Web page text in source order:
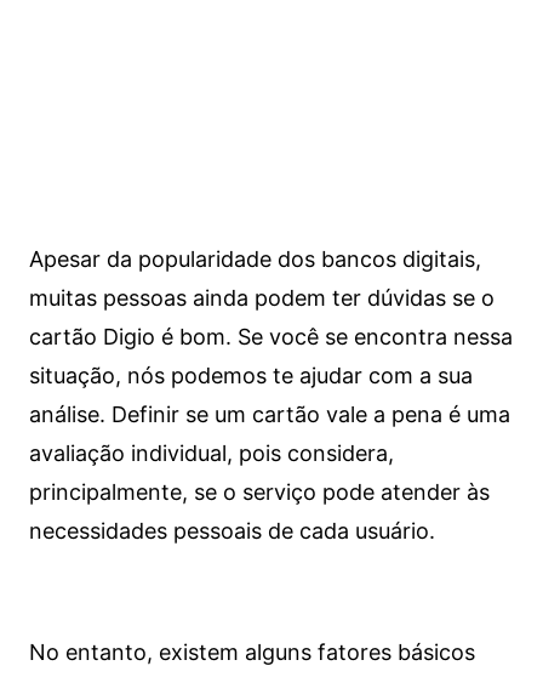
Apesar da popularidade dos bancos digitais,
muitas pessoas ainda podem ter dúvidas se o
cartão Digio é bom. Se você se encontra nessa
situação, nós podemos te ajudar com a sua
análise. Definir se um cartão vale a pena é uma
avaliação individual, pois considera,
principalmente, se o serviço pode atender às
necessidades pessoais de cada usuário.
No entanto, existem alguns fatores básicos